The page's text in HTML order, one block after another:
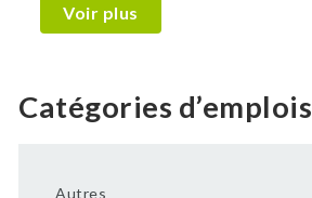
Voir plus
Catégories d’emplois
Autres